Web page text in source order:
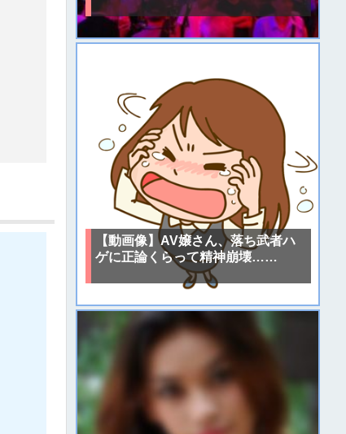
【動画像】AV嬢さん、落ち武者ハ
ゲに正論くらって精神崩壊……